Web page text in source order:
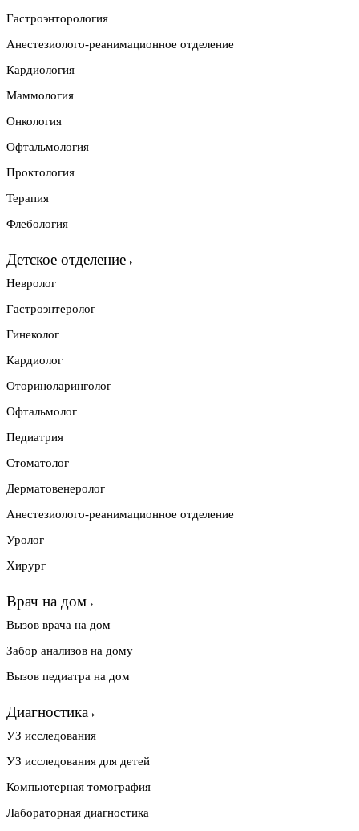
Гастроэнторология
Анестезиолого-реанимационное отделение
Кардиология
Маммология
Онкология
Офтальмология
Проктология
Терапия
Флебология
Детское отделение
Невролог
Гастроэнтеролог
Гинеколог
Кардиолог
Оториноларинголог
Офтальмолог
Педиатрия
Стоматолог
Дерматовенеролог
Анестезиолого-реанимационное отделение
Уролог
Хирург
Врач на дом
Вызов врача на дом
Забор анализов на дому
Вызов педиатра на дом
Диагностика
УЗ исследования
УЗ исследования для детей
Компьютерная томография
Лабораторная диагностика